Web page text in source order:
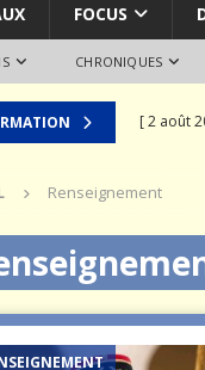
FOCUS
CHRONIQUES
[ 2 août
MER
[ 4 août
Renseignement